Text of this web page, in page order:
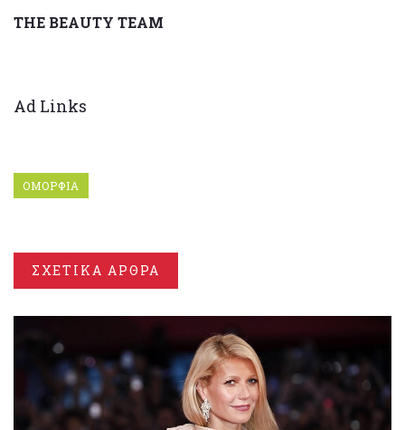
THE BEAUTY TEAM
Ad Links
ΟΜΟΡΦΙΑ
ΣΧΕΤΙΚΑ ΑΡΘΡΑ